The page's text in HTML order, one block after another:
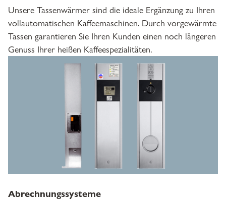
Unsere Tassenwärmer sind die ideale Ergänzung zu Ihren
vollautomatischen Kaffeemaschinen. Durch vorgewärmte
Tassen garantieren Sie Ihren Kunden einen noch längeren
Genuss Ihrer heißen Kaffeespezialitäten.
Abrechnungssysteme